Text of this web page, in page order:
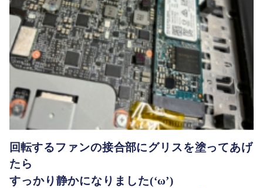
回転するファンの接合部にグリスを塗ってあげ
たら
すっかり静かになりました(‘ω’)